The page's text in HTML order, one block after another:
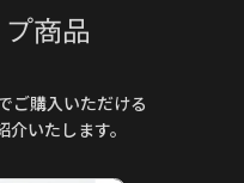
商品
ご購入いただける
いたします。